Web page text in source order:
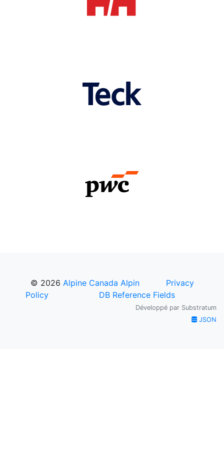
© 2026 Alpine Canada Alpin
Privacy
Policy
DB Reference Fields
Développé par Substratum
JSON